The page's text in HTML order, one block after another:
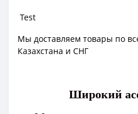
Test
Мы доставляем товары по
Казахстана и СНГ
Широкий